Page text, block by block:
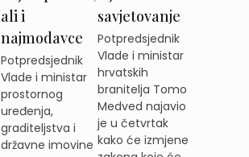
ali i
najmodavce
Potpredsjednik
Vlade i ministar
prostornog
uređenja,
graditeljstva i
državne imovine
savjetovanje
Potpredsjednik
Vlade i ministar
hrvatskih
branitelja Tomo
Medved najavio
je u četvrtak
kako će izmjene